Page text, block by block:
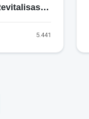
SMP, SMA,
5.441